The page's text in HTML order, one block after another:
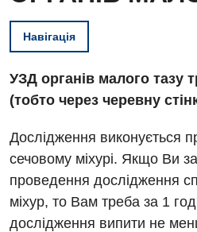
Навігація
УЗД органів малого тазу
(тобто через черевну
Дослідження виконується
сечовому міхурі. Якщо Ви
проведення дослідження
міхур, то Вам треба за 1
дослідження випити не